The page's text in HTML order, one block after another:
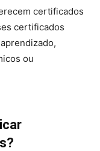
certificados
certificados
ou